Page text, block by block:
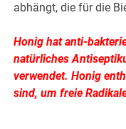
abhängt, die für die
Honig hat anti-
natürliches
verwendet. Honig
sind, um freie